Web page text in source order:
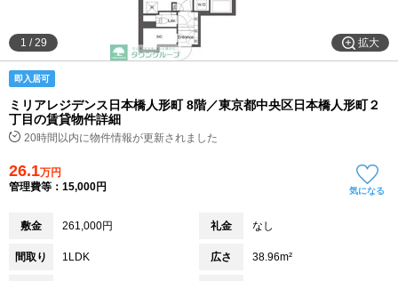
物件特集から
不動産会社から
拡大
1 /29
即入居可
ミリアレジデンス日本橋人形町 8階／東京都中央区日本橋人形町２
丁目の賃貸物件詳細
20時間以内に物件情報が更新されました
26.1万円
管理費等：15,000円
気になる
敷金 261,000円 礼金 なし
間取り 1LDK 広さ 38.96m²